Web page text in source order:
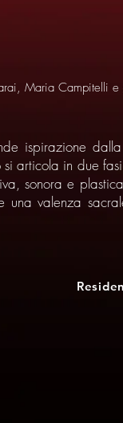
Maria Campitelli
ispirazione
articola in due
sonora e
una valenza